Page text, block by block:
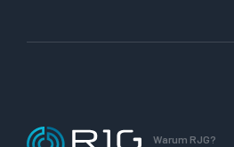
Warum RJG?